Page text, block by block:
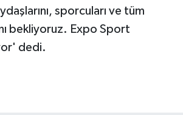
sporcuları ve tüm
bekliyoruz. Expo Sport
dedi.